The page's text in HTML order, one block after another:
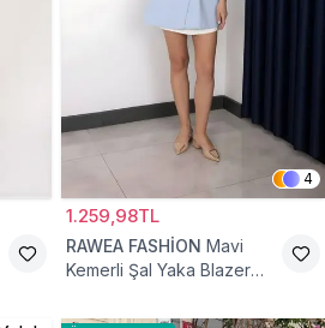
4
1.259,98TL
RAWEA FASHİON Mavi
Kemerli Şal Yaka Blazer